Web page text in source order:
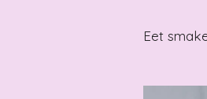
Eet